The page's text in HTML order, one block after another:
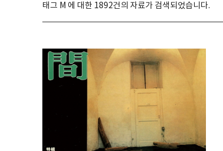
Twitter 로그인
Naver 로그인
태그 M 에 대한 1892건의 자료가 검색되었습니다.